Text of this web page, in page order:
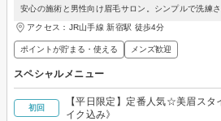
安心の施術と男性向け眉毛サロン。シンプルで洗練さ
アクセス：JR山手線 新宿駅 徒歩4分
ポイントが貯まる・使える メンズ歓迎
スペシャルメニュー
初回
【平日限定】定番人気☆美眉スタ
イク込み》